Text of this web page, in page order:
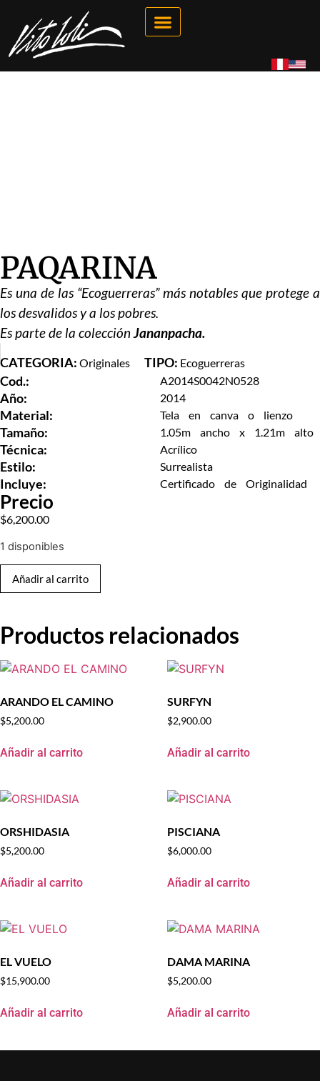
PAQARINA
Es una de las “Ecoguerreras” más notables que protege a
los desvalidos y a los pobres.
Es parte de la colección Jananpacha.
CATEGORIA: Originales TIPO: Ecoguerreras
Cod.: A2014S0042N0528
Año: 2014
Material: Tela en canva o lienzo
Tamaño: 1.05m ancho x 1.21m alto
Técnica: Acrílico
Estilo: Surrealista
Incluye: Certificado de Originalidad
Precio
$6,200.00
1 disponibles
Añadir al carrito
Productos relacionados
ARANDO EL CAMINO
$5,200.00
Añadir al carrito
SURFYN
$2,900.00
Añadir al carrito
ORSHIDASIA
$5,200.00
Añadir al carrito
PISCIANA
$6,000.00
Añadir al carrito
EL VUELO
$15,900.00
Añadir al carrito
DAMA MARINA
$5,200.00
Añadir al carrito